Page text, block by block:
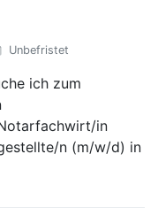
Unbefristet
ich zum
in
n (m/w/d) in